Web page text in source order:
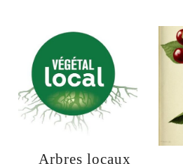
Arbres locaux